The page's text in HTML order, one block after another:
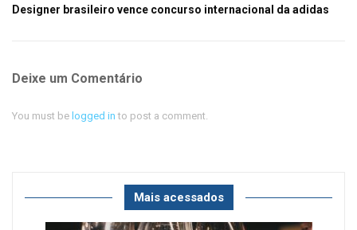
Designer brasileiro vence concurso internacional da adidas
Deixe um Comentário
You must be logged in to post a comment.
Mais acessados